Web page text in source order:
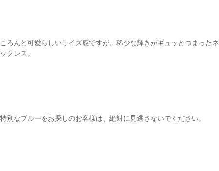
ころんと可愛らしいサイズ感ですが、稀少な輝きがギュッとつまったネ
ックレス。
特別なブルーをお探しのお客様は、絶対に見逃さないでください。